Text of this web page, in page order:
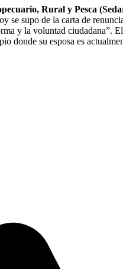
Rural y Pesca
se supo de la carta de
y la voluntad ciudadana”.
su esposa es